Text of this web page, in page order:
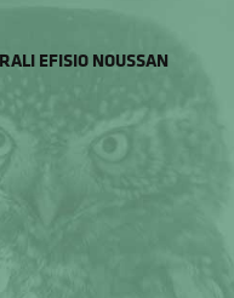
EFISIO NOUSSAN